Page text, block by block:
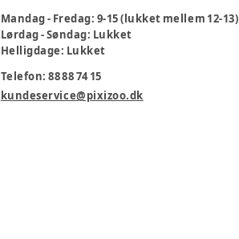
Mandag - Fredag: 9-15 (lukket mellem 12-13)
Lørdag - Søndag: Lukket
Helligdage: Lukket
Telefon: 88 88 74 15
kundeservice@pixizoo.dk